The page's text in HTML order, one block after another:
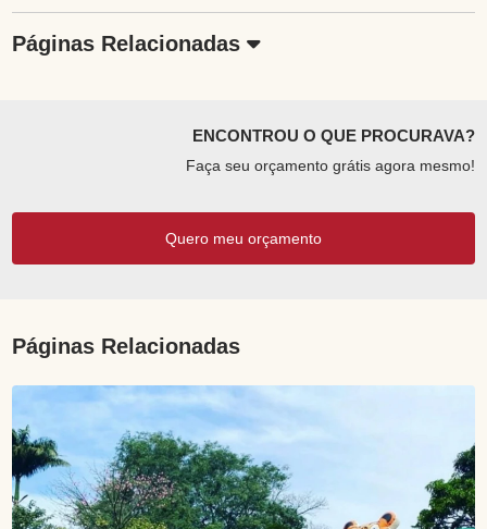
Páginas Relacionadas
ENCONTROU O QUE PROCURAVA?
Faça seu orçamento grátis agora mesmo!
Quero meu orçamento
Páginas Relacionadas